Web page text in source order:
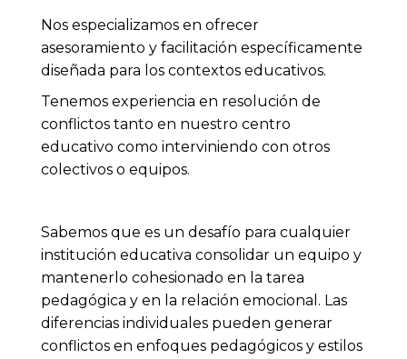
Nos especializamos en ofrecer
asesoramiento y facilitación específicamente
diseñada para los contextos educativos.
Tenemos experiencia en resolución de
conflictos tanto en nuestro centro
educativo como interviniendo con otros
colectivos o equipos.
Sabemos que es un desafío para cualquier
institución educativa consolidar un equipo y
mantenerlo cohesionado en la tarea
pedagógica y en la relación emocional. Las
diferencias individuales pueden generar
conflictos en enfoques pedagógicos y estilos